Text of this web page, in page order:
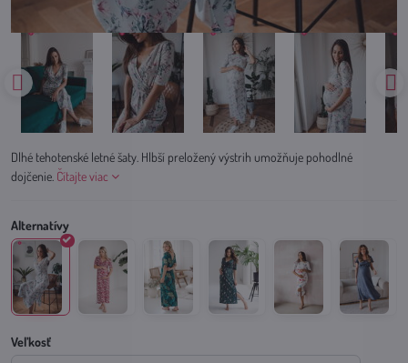
Dlhé tehotenské letné šaty. Hlbší preložený výstrih umožňuje pohodlné
dojčenie. Čítajte viac
Veľkosť